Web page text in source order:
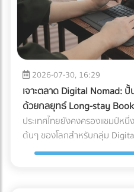
เซนเซอร์ภายในอุปกรณ์มีความ
จากพื้นถนนที่ไม่ราบเรียบสม่ำ
หรือระบบเซนเซอร์รวนได้โดย
เปลี่ยนแปลงอุณหภูมิและความ
Excursions): อุปกรณ์อิเล็กทร
ข้อกำหนดเรื่องอุณหภูมิที่ชัดเจ
วนานๆ หรือเจอความชื้นสูง อาจ
ไฟฟ้าลัดวงจรเมื่อเปิดใช้งาน กา
Drop): เครื่องมือขนาดใหญ่บา
เลยว่า "ห้ามเอียงเกินกี่องศา"
ทั่วไปที่ไม่มีความเชี่ยวชาญ อาจ
2026-07-30, 16:29
เจาะตลาด Digital Nomad:
ด้วยกลยุทธ์ Long-stay
ประเทศไทยยังคงครองแชมป์ห
ต้นๆ ของโลกสำหรับกลุ่ม
ที่น่าสนใจคือ... ทำไมรายได้มห